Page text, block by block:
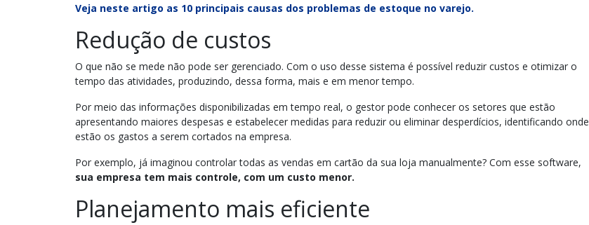
Veja neste artigo as 10 principais causas dos problemas de estoque no varejo.
Redução de custos
O que não se mede não pode ser gerenciado. Com o uso desse sistema é possível reduzir custos e otimizar o
tempo das atividades, produzindo, dessa forma, mais e em menor tempo.
Por meio das informações disponibilizadas em tempo real, o gestor pode conhecer os setores que estão
apresentando maiores despesas e estabelecer medidas para reduzir ou eliminar desperdícios, identificando onde
estão os gastos a serem cortados na empresa.
Por exemplo, já imaginou controlar todas as vendas em cartão da sua loja manualmente? Com esse software,
sua empresa tem mais controle, com um custo menor.
Planejamento mais eficiente